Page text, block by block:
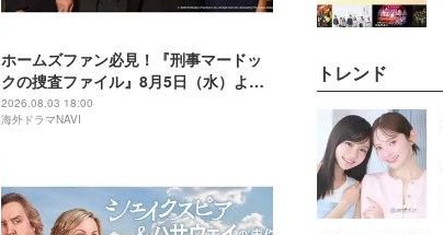
ホームズファン必見！『刑事マードッ
クの捜査ファイル』8月5日（水）より
放送
2026.08.03 18:00
海外ドラマNAVI
トレンド